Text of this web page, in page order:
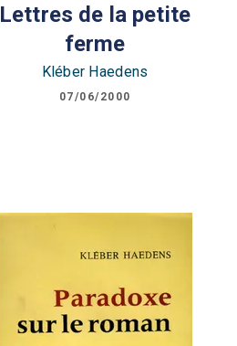
Lettres de la petite
ferme
Kléber Haedens
07/06/2000